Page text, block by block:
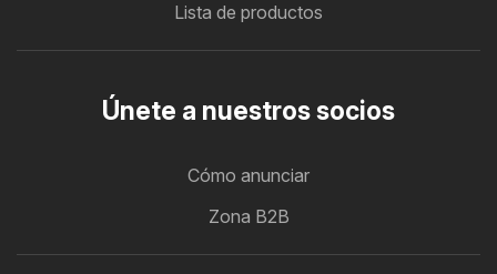
Lista de productos
Únete a nuestros socios
Cómo anunciar
Zona B2B